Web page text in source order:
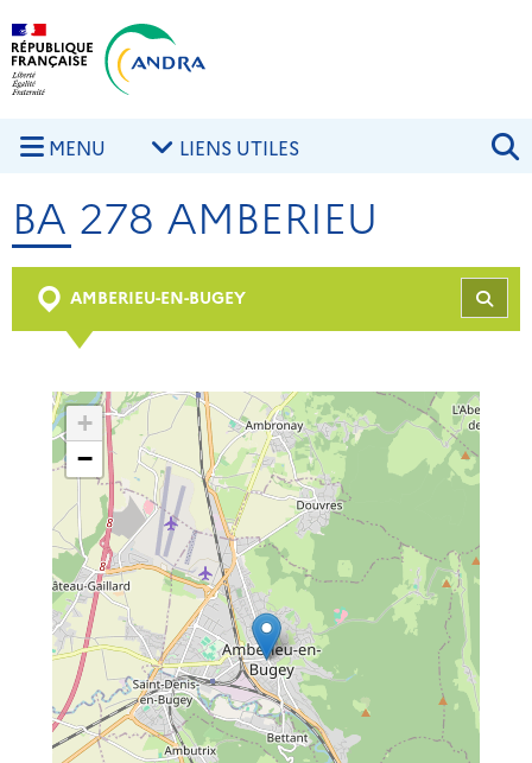
Aller au contenu principal
MENU LIENS UTILES
BA 278 AMBERIEU
AMBERIEU-EN-BUGEY
+
−